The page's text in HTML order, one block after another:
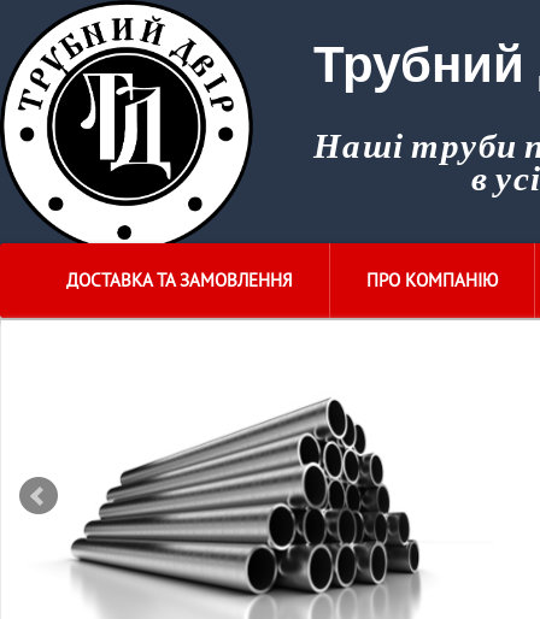
Трубний
Наші труби
в
ДОСТАВКА ТА ЗАМОВЛЕННЯ ПРО КОМПАНІЮ